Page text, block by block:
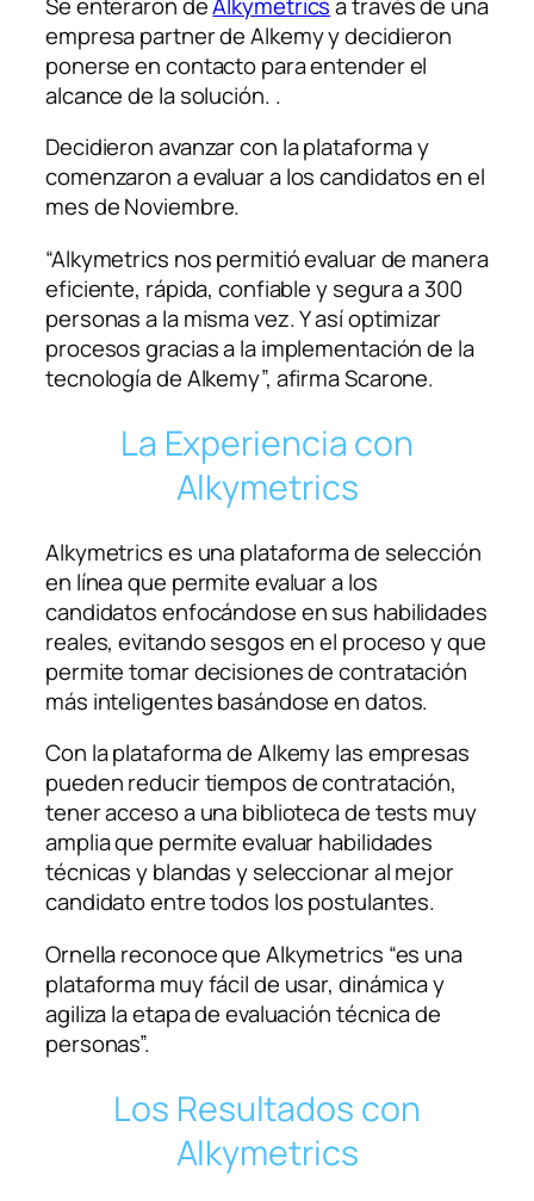
empresa partner de Alkemy y decidieron
ponerse en contacto para entender el
alcance de la solución. .
Decidieron avanzar con la plataforma y
comenzaron a evaluar a los candidatos en el
mes de Noviembre.
“Alkymetrics nos permitió evaluar de manera
eficiente, rápida, confiable y segura a 300
personas a la misma vez. Y así optimizar
procesos gracias a la implementación de la
tecnología de Alkemy”, afirma Scarone.
La Experiencia con
Alkymetrics
Alkymetrics es una plataforma de selección
en línea que permite evaluar a los
candidatos enfocándose en sus habilidades
reales, evitando sesgos en el proceso y que
permite tomar decisiones de contratación
más inteligentes basándose en datos.
Con la plataforma de Alkemy las empresas
pueden reducir tiempos de contratación,
tener acceso a una biblioteca de tests muy
amplia que permite evaluar habilidades
técnicas y blandas y seleccionar al mejor
candidato entre todos los postulantes.
Ornella reconoce que Alkymetrics “es una
plataforma muy fácil de usar, dinámica y
agiliza la etapa de evaluación técnica de
personas”.
Los Resultados con
Alkymetrics